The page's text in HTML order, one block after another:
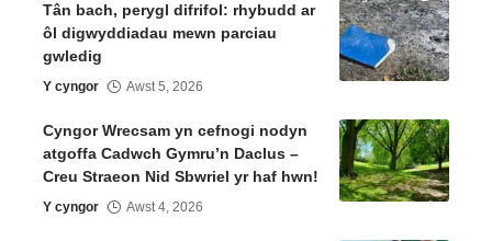
Tân bach, perygl difrifol: rhybudd ar
ôl digwyddiadau mewn parciau
gwledig
Y cyngor Awst 5, 2026
Cyngor Wrecsam yn cefnogi nodyn
atgoffa Cadwch Gymru’n Daclus –
Creu Straeon Nid Sbwriel yr haf hwn!
Y cyngor Awst 4, 2026